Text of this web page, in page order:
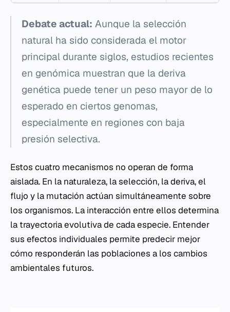
Debate actual: Aunque la selección
natural ha sido considerada el motor
principal durante siglos, estudios recientes
en genómica muestran que la deriva
genética puede tener un peso mayor de lo
esperado en ciertos genomas,
especialmente en regiones con baja
presión selectiva.
Estos cuatro mecanismos no operan de forma
aislada. En la naturaleza, la selección, la deriva, el
flujo y la mutación actúan simultáneamente sobre
los organismos. La interacción entre ellos determina
la trayectoria evolutiva de cada especie. Entender
sus efectos individuales permite predecir mejor
cómo responderán las poblaciones a los cambios
ambientales futuros.